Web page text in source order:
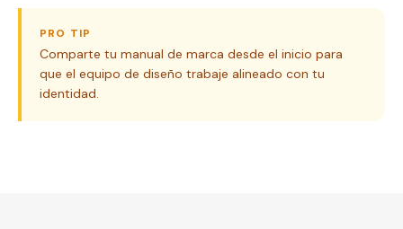
PRO TIP
Comparte tu manual de marca desde el inicio para
que el equipo de diseño trabaje alineado con tu
identidad.